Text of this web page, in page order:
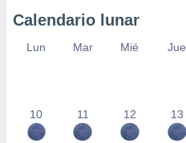
Calendario lunar
Lun Mar Mié Jue
10 11 12 13